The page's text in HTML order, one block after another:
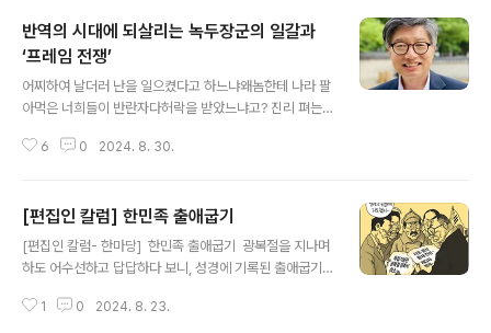
반역의 시대에 되살리는 녹두장군의 일갈과
‘프레임 전쟁’
어찌하여 날더러 난을 일으켰다고 하느냐왜놈한테 나라 팔
아먹은 너희들이 반란자다허락을 받았느냐고? 진리 펴는
수돌 고려대 명예교수, 전 마을이장 동학농민혁명(1894~
5차례 심문을 받았다. 당시 법무부 재판관과 일본 영사가
배석했고, 법무부 관료 서광범이 묻고 전봉준이 답했다.문:
네 이름이 무엇이냐?답: 전봉준이다. (중략)문: 왜 난을 일
을 일으킨 것은 바로 왜놈에게 나라를 팔아먹고도 끄떡없
6 0 2024. 8. 30.
[편집인 칼럼] 한민족 출애굽기
[편집인 칼럼- 한마당] 한민족 출애굽기 광복절을 지나며
하도 어수선하고 답답하다 보니, 성경에 기록된 출애굽기
다는 듯 한꺼번에 뛰쳐나온 ‘친일 노예근성’의 준동을 보며
1 0 2024. 8. 23.